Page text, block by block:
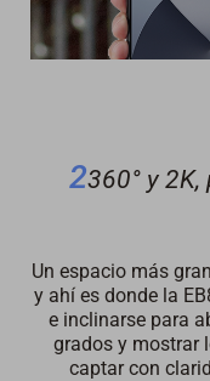
2360° y
Un espacio más
y ahí es donde la
e inclinarse para
grados y mostrar
captar con